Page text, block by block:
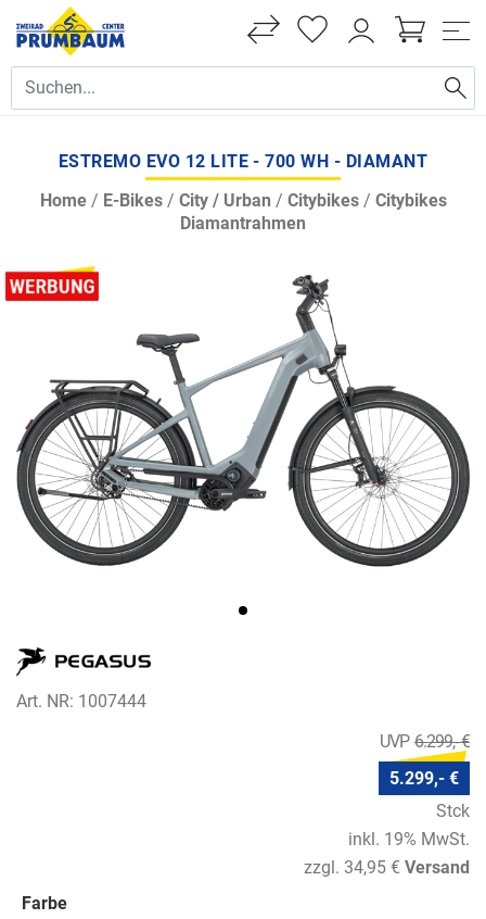
ESTREMO EVO 12 LITE - 700 WH - DIAMANT
Home/ E-Bikes/ City / Urban / Citybikes/ Citybikes
Diamantrahmen
Art. NR: 1007444
6.299,- €
5.299,- €
Stck
inkl. 19% MwSt.
zzgl. 34,95 € Versand
Farbe